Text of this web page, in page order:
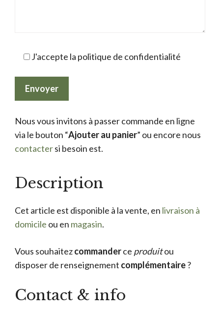
J'accepte la politique de confidentialité
Nous vous invitons à passer commande en ligne
via le bouton “Ajouter au panier” ou encore nous
contactersi besoin est.
Description
Cet article est disponible à la vente, en livraison à
domicile ou en magasin.
Vous souhaitezcommanderce produitou
disposer de renseignement complémentaire?
Contact & info